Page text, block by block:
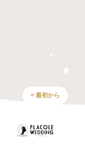
< 最初から